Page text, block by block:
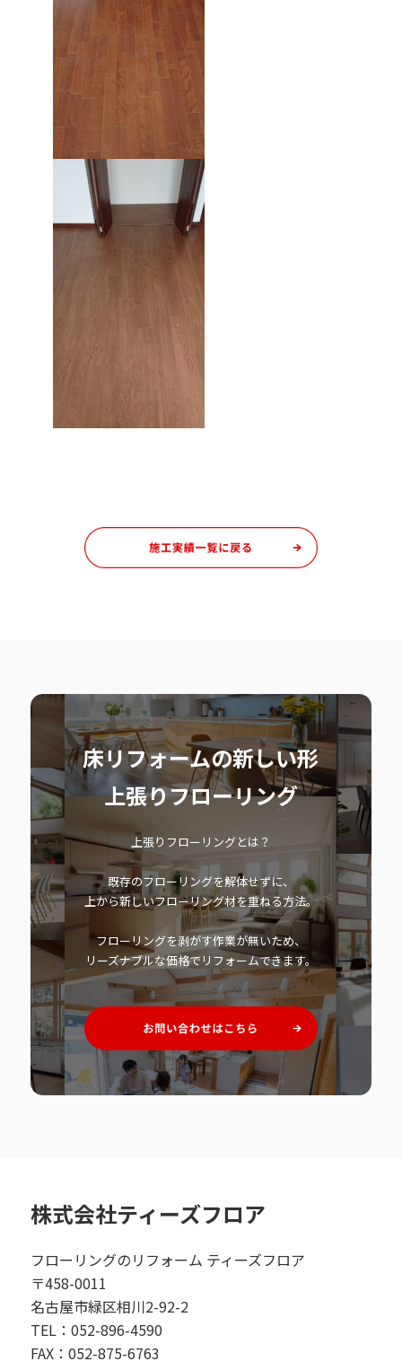
床リフォームの新しい形
上張りフローリング
上張りフローリングとは？
既存のフローリングを解体せずに、
上から新しいフローリング材を重ねる方法。
フローリングを剥がす作業が無いため、
リーズナブルな価格でリフォームできます。
株式会社ティーズフロア
フローリングのリフォーム ティーズフロア
〒458-0011
名古屋市緑区相川2-92-2
TEL：052-896-4590
FAX：052-875-6763